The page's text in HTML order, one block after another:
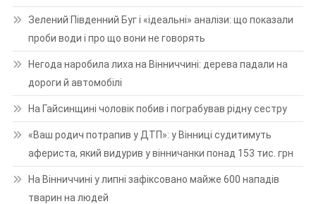
Зелений Південний Буг і «ідеальні» аналізи: що показали
проби води і про що вони не говорять
Негода наробила лиха на Вінниччині: дерева падали на
дороги й автомобілі
На Гайсинщині чоловік побив і пограбував рідну сестру
«Ваш родич потрапив у ДТП»: у Вінниці судитимуть
афериста, який видурив у вінничанки понад 153 тис. грн
На Вінниччині у липні зафіксовано майже 600 нападів
тварин на людей